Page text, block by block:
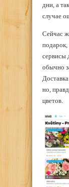
дни, а
случае
Сейчас
сервисы
обычно
но,
цветов.